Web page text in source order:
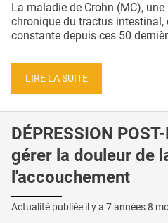
La maladie de Crohn (MC),
chronique du tractus intestinal,
constante depuis ces 50
LIRE LA SUITE
DÉPRESSION
gérer la douleur de
l'accouchement
Actualité publiée il y a 7 années 8